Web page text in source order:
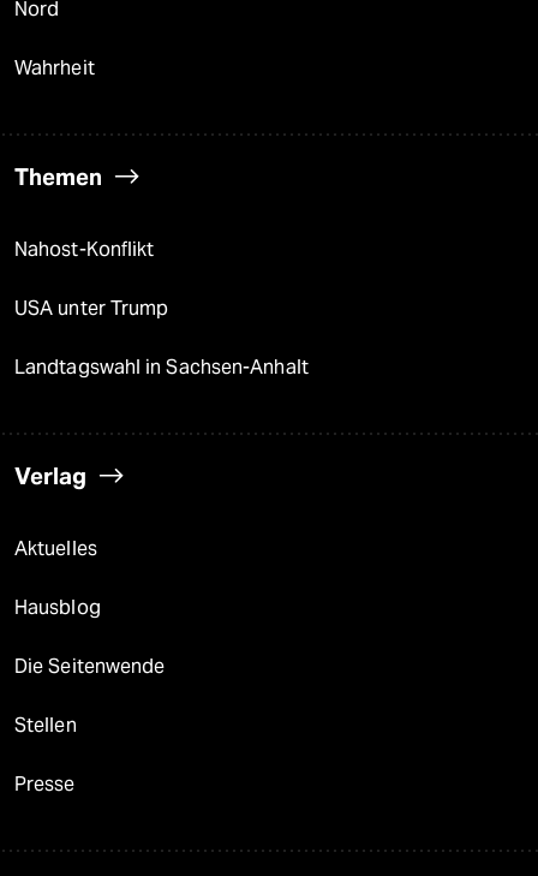
Nord
Wahrheit
Themen
Nahost-Konflikt
USA unter Trump
Landtagswahl in Sachsen-Anhalt
Verlag
Aktuelles
Hausblog
Die Seitenwende
Stellen
Presse